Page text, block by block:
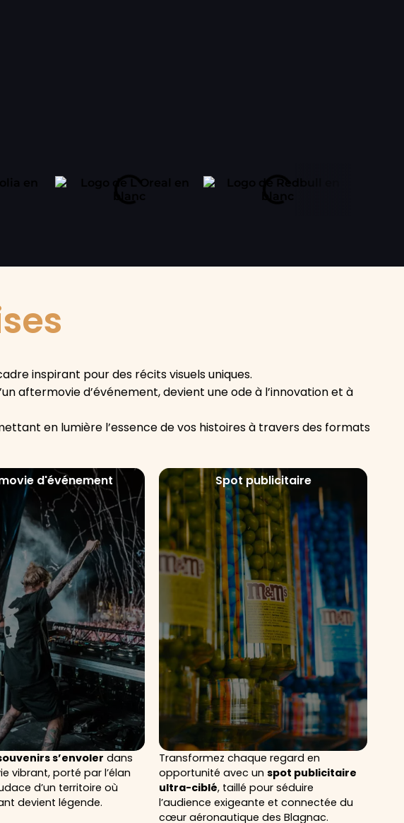
inspirant pour des récits visuels uniques.
aftermovie d’événement, devient une ode à l’innovation et à
en lumière l’essence de vos histoires à travers des formats
d'événement
s’envoler dans
vibrant, porté par l’élan
d’un territoire où
devient légende.
Spot publicitaire
Transformez chaque regard en
opportunité avec un spot publicitaire
ultra-ciblé, taillé pour séduire
l’audience exigeante et connectée du
cœur aéronautique des Blagnac.